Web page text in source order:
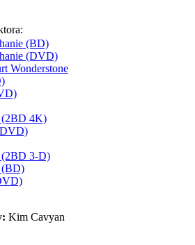
(BD)
(DVD)
Wonderstone
(2BD 4K)
DVD)
3-D)
(BD)
Kim Cavyan